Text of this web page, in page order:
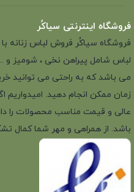
فروشگاه اینترنتی سیاکُر
لباس شامل پیراهن نخی ، شومیز
می باشد که به راحتی می توانید
زمان ممکن انجام دهید. امیدواریم
عالی و قیمت مناسب محصولات را
باشد. از همراهی و مهر شما کمال